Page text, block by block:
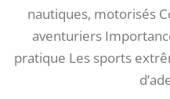
nautiques, motorisés
aventuriers
pratique Les sports